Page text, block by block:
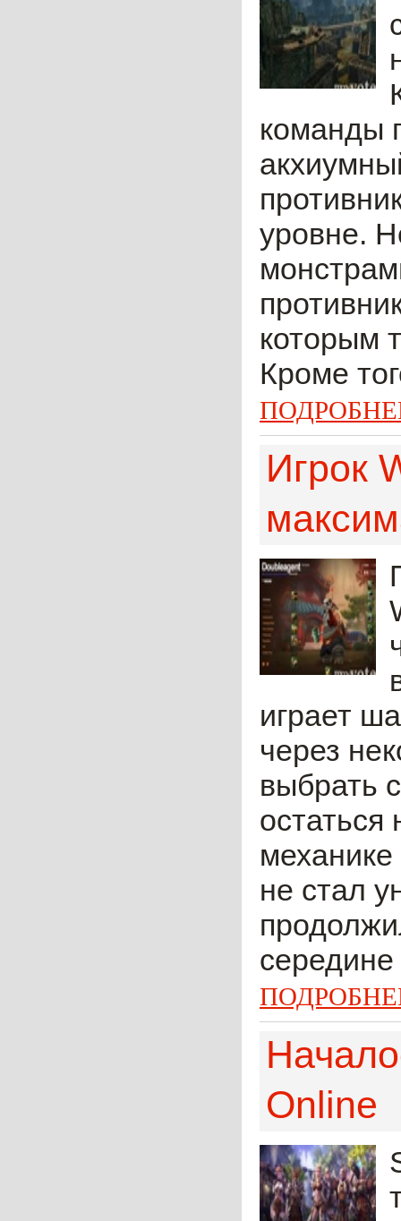
команды
уровне.
которым
Кроме
Игрок
играет
через
выбрать
не стал
Online